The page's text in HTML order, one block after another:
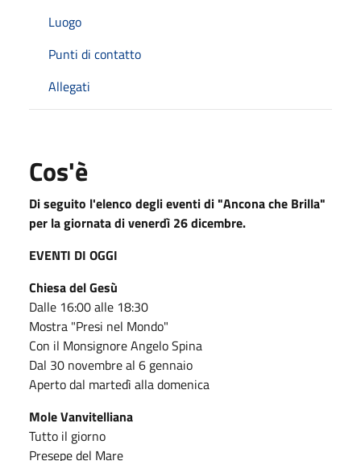
Luogo
Punti di contatto
Allegati
Cos'è
Di seguito l'elenco degli eventi di "Ancona che Brilla"
per la giornata di venerdì 26 dicembre.
EVENTI DI OGGI
Chiesa del Gesù
Dalle 16:00 alle 18:30
Mostra "Presi nel Mondo"
Con il Monsignore Angelo Spina
Dal 30 novembre al 6 gennaio
Aperto dal martedì alla domenica
Mole Vanvitelliana
Tutto il giorno
Presepe del Mare